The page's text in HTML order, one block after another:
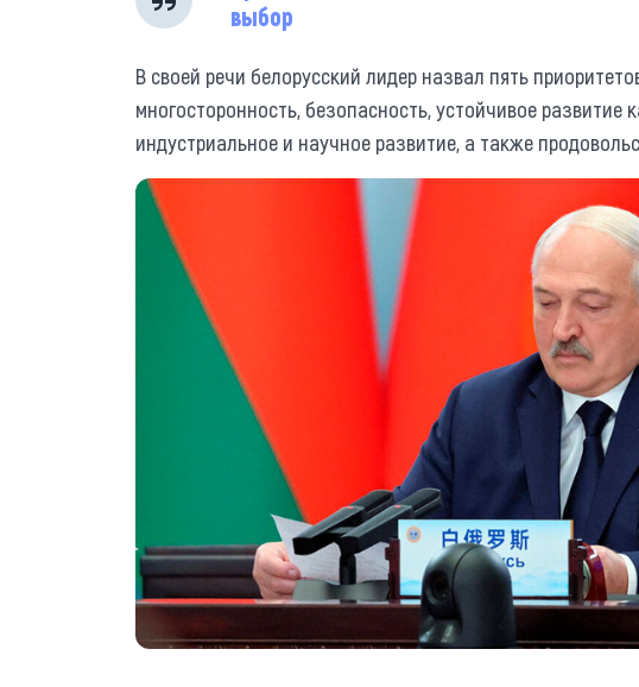
выбор
В своей речи белорусский лидер назвал пять
многосторонность, безопасность, устойчивое развитие
индустриальное и научное развитие, а также